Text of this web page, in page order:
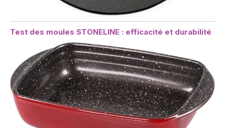
Test des moules STONELINE : efficacité et durabilité